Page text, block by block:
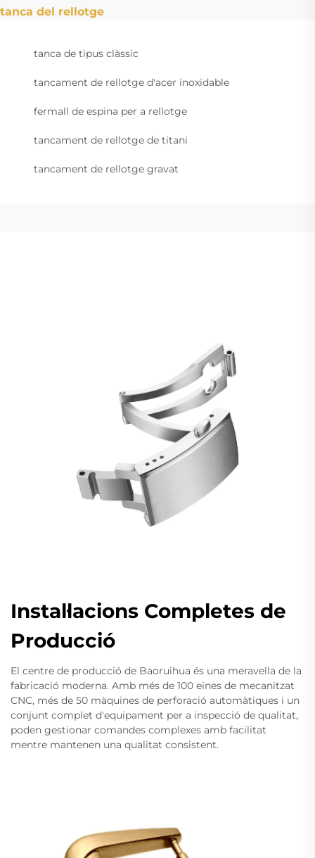
tanca del rellotge
tanca de tipus clàssic
tancament de rellotge d'acer inoxidable
fermall de espina per a rellotge
tancament de rellotge de titani
tancament de rellotge gravat
Instal·lacions Completes de
Producció
El centre de producció de Baoruihua és una meravella de la
fabricació moderna. Amb més de 100 eines de mecanitzat
CNC, més de 50 màquines de perforació automàtiques i un
conjunt complet d'equipament per a inspecció de qualitat,
poden gestionar comandes complexes amb facilitat
mentre mantenen una qualitat consistent.